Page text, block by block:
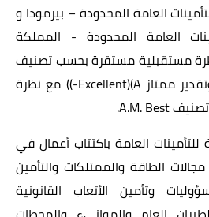
العامة المحدودة – بيرمودا و
العامة المحدودة - المملكة
مستقبلية مستقرة بحسب تصنيف
ممتاز Excellent)(A-)) مع نظرة
A.M. Best
.
العامة باكتتاب أعمال في
الطاقة والممتلكات والتأمين
وتأمين الأتعاب القانونية